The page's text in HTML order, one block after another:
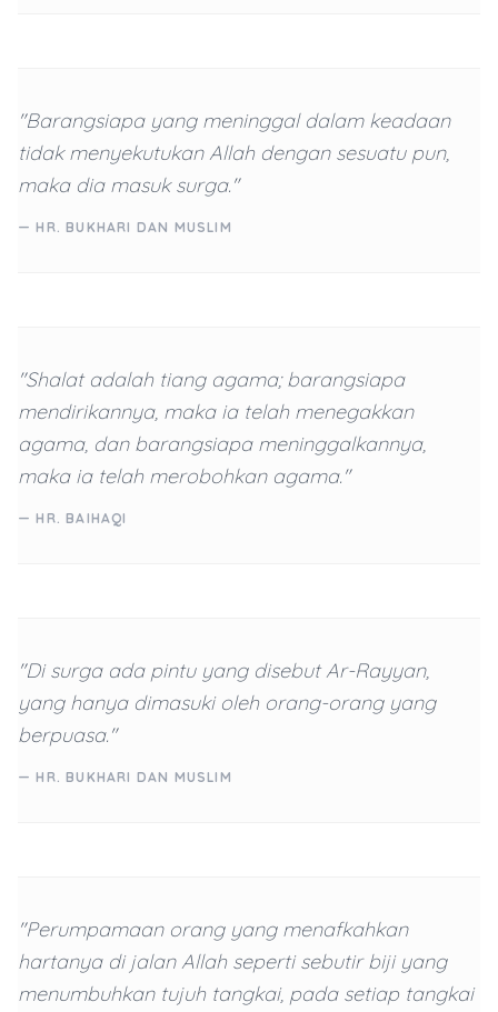
"Barangsiapa yang meninggal dalam keadaan
tidak menyekutukan Allah dengan sesuatu pun,
maka dia masuk surga."
— HR. BUKHARI DAN MUSLIM
"Shalat adalah tiang agama; barangsiapa
mendirikannya, maka ia telah menegakkan
agama, dan barangsiapa meninggalkannya,
maka ia telah merobohkan agama."
— HR. BAIHAQI
"Di surga ada pintu yang disebut Ar-Rayyan,
yang hanya dimasuki oleh orang-orang yang
berpuasa."
— HR. BUKHARI DAN MUSLIM
"Perumpamaan orang yang menafkahkan
hartanya di jalan Allah seperti sebutir biji yang
menumbuhkan tujuh tangkai, pada setiap tangkai